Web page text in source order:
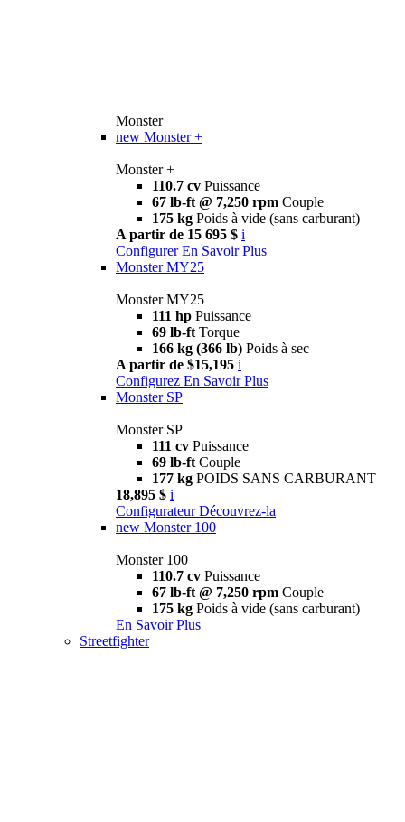
Monster
new Monster +
Monster +
110.7 cv Puissance
67 lb-ft @ 7,250 rpm Couple
175 kg Poids à vide (sans carburant)
A partir de 15 695 $ i
Configurer En Savoir Plus
Monster MY25
Monster MY25
111 hp Puissance
69 lb-ft Torque
166 kg (366 lb) Poids à sec
A partir de $15,195 i
Configurez En Savoir Plus
Monster SP
Monster SP
111 cv Puissance
69 lb-ft Couple
177 kg POIDS SANS CARBURANT
18,895 $ i
Configurateur Découvrez-la
new Monster 100
Monster 100
110.7 cv Puissance
67 lb-ft @ 7,250 rpm Couple
175 kg Poids à vide (sans carburant)
En Savoir Plus
Streetfighter